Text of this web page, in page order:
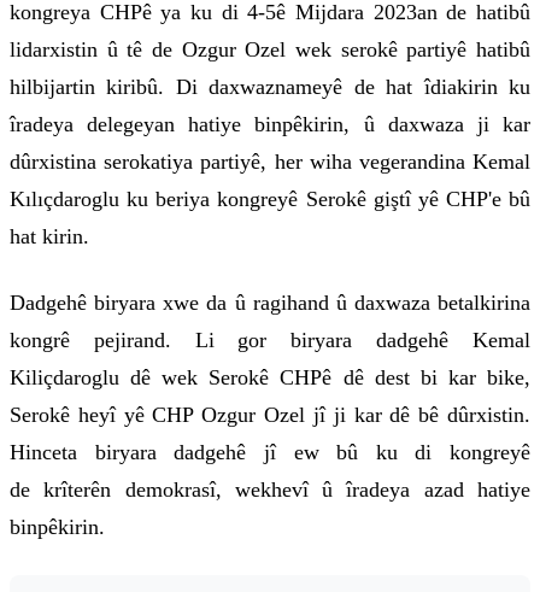
kongreya CHPê ya ku di 4-5ê Mijdara 2023an de hatibû
lidarxistin û tê de Ozgur Ozel wek serokê partiyê hatibû
hilbijartin kiribû. Di daxwaznameyê de hat îdiakirin ku
îradeya delegeyan hatiye binpêkirin, û daxwaza ji kar
dûrxistina serokatiya partiyê, her wiha vegerandina Kemal
Kılıçdaroglu ku beriya kongreyê Serokê giştî yê CHP'e bû
hat kirin.
Dadgehê biryara xwe da û ragihand û daxwaza betalkirina
kongrê pejirand. Li gor biryara dadgehê Kemal
Kiliçdaroglu dê wek Serokê CHPê dê dest bi kar bike,
Serokê heyî yê CHP Ozgur Ozel jî ji kar dê bê dûrxistin.
Hinceta biryara dadgehê jî ew bû ku di kongreyê
de krîterên demokrasî, wekhevî û îradeya azad hatiye
binpêkirin.